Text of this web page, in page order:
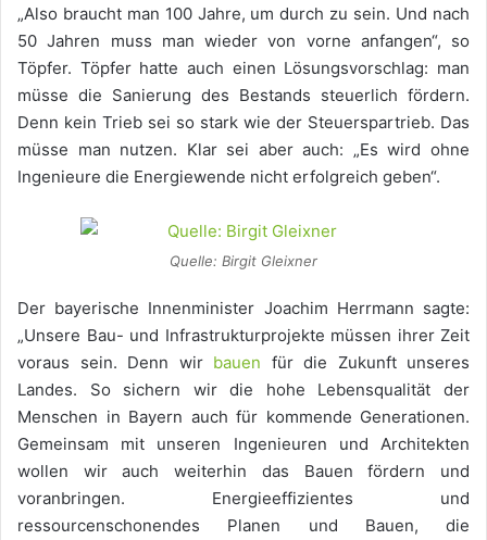
„Also braucht man 100 Jahre, um durch zu sein. Und nach
50 Jahren muss man wieder von vorne anfangen“, so
Töpfer. Töpfer hatte auch einen Lösungsvorschlag: man
müsse die Sanierung des Bestands steuerlich fördern.
Denn kein Trieb sei so stark wie der Steuerspartrieb. Das
müsse man nutzen. Klar sei aber auch: „Es wird ohne
Ingenieure die Energiewende nicht erfolgreich geben“.
Quelle: Birgit Gleixner
Der bayerische Innenminister Joachim Herrmann sagte:
„Unsere Bau- und Infrastrukturprojekte müssen ihrer Zeit
voraus sein. Denn wir bauen für die Zukunft unseres
Landes. So sichern wir die hohe Lebensqualität der
Menschen in Bayern auch für kommende Generationen.
Gemeinsam mit unseren Ingenieuren und Architekten
wollen wir auch weiterhin das Bauen fördern und
voranbringen. Energieeffizientes und
ressourcenschonendes Planen und Bauen, die